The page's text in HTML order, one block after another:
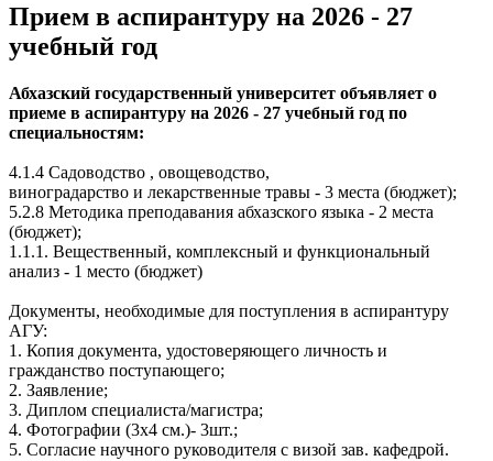
Прием в аспирантуру на 2026 - 27
учебный год
Абхазский государственный университет объявляет о
приеме в аспирантуру на 2026 - 27 учебный год по
специальностям:
4.1.4 Садоводство , овощеводство,
виноградарство и лекарственные травы - 3 места (бюджет);
5.2.8 Методика преподавания абхазского языка - 2 места
(бюджет);
1.1.1. Вещественный, комплексный и функциональный
анализ - 1 место (бюджет)
Документы, необходимые для поступления в аспирантуру
АГУ:
1. Копия документа, удостоверяющего личность и
гражданство поступающего;
2. Заявление;
3. Диплом специалиста/магистра;
4. Фотографии (3х4 см.)- 3шт.;
5. Согласие научного руководителя с визой зав. кафедрой.